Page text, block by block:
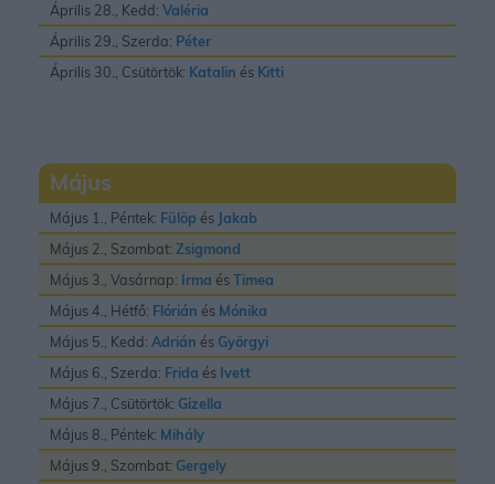
Április 28., Kedd: Valéria
Április 29., Szerda: Péter
Április 30., Csütörtök: Katalin és Kitti
Május
Május 1., Péntek: Fülöp és Jakab
Május 2., Szombat: Zsigmond
Május 3., Vasárnap: Irma ésTimea
Május 4., Hétfő: Flórián és Mónika
Május 5., Kedd: Adrián és Györgyi
Május 6., Szerda: Frida és Ivett
Május 7., Csütörtök: Gizella
Május 8., Péntek: Mihály
Május 9., Szombat: Gergely